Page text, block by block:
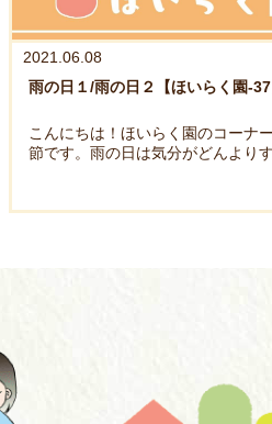
2021.06.08
雨の日１/雨の日２【ほいらく園-37
こんにちは！ほいらく園のコーナ
節です。雨の日は気分がどんより